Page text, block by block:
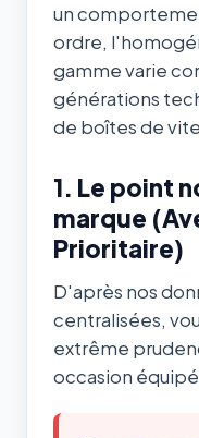
un
ordre,
gamme varie
générations
de boîtes de
1. Le point
marque
Prioritaire)
D'après nos
centralisées,
extrême
occasion